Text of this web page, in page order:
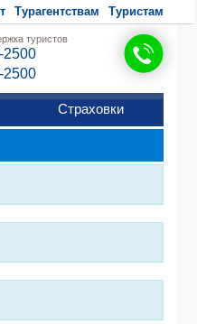
Турагентствам Туристам
туристов
2500
2500
Страховки